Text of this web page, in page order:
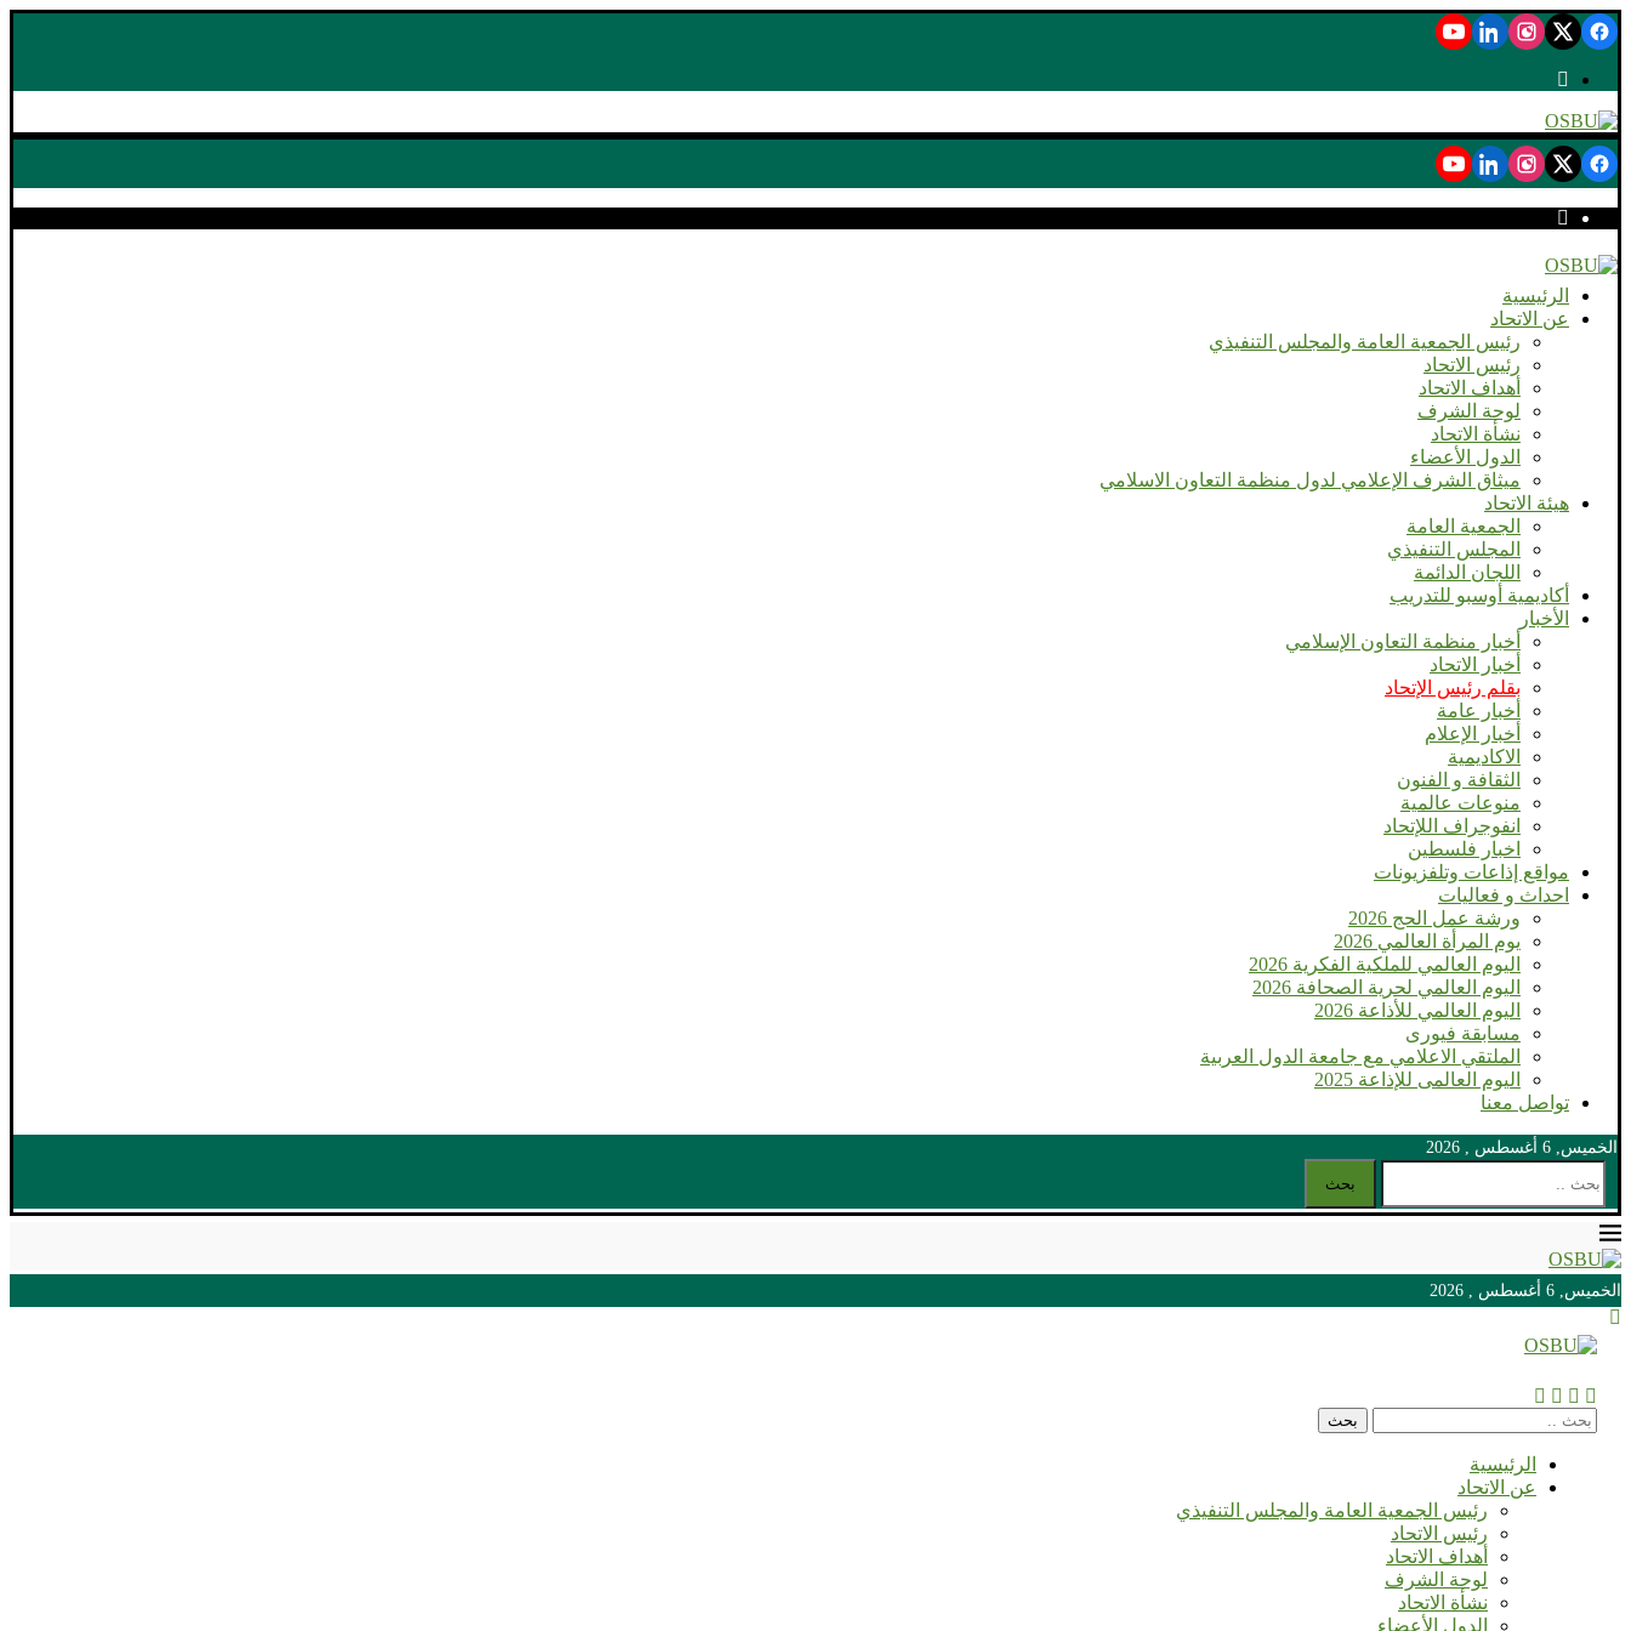
الرئيسية
عن الاتحاد
رئيس الجمعية العامة والمجلس التنفيذي
رئيس الاتحاد
أهداف الاتحاد
لوحة الشرف
نشأة الاتحاد
الدول الأعضاء
ميثاق الشرف الإعلامي لدول منظمة التعاون الاسلامي
هيئة الاتحاد
الجمعية العامة
المجلس التنفيذي
اللجان الدائمة
أكاديمية أوسبو للتدريب
الأخبار
أخبار منظمة التعاون الإسلامي
أخبار الاتحاد
بقلم رئيس الإتحاد
أخبار عامة
أخبار الإعلام
الاكاديمية
الثقافة و الفنون
منوعات عالمية
انفوجراف اللإتحاد
اخبار فلسطين
مواقع إذاعات وتلفزيونات
احداث و فعاليات
ورشة عمل الحج 2026
يوم المرأة العالمي 2026
اليوم العالمي للملكية الفكرية 2026
اليوم العالمي لحرية الصحافة 2026
اليوم العالمي للأذاعة 2026
مسابقة فيورى
الملتقي الاعلامي مع جامعة الدول العربية
اليوم العالمى للإذاعة 2025
تواصل معنا
الخميس, 6 أغسطس , 2026
بحث
الخميس, 6 أغسطس , 2026
بحث
الرئيسية
عن الاتحاد
رئيس الجمعية العامة والمجلس التنفيذي
رئيس الاتحاد
أهداف الاتحاد
لوحة الشرف
نشأة الاتحاد
الدول الأعضاء